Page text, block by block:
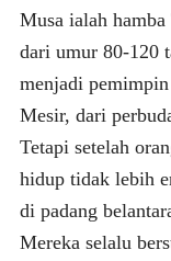
Musa ialah
dari umur 80-120
menjadi
Mesir, dari
Tetapi setelah
hidup tidak lebih
di padang
Mereka selalu